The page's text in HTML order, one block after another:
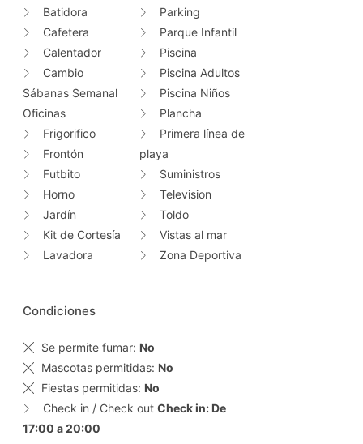
Batidora
Cafetera
Calentador
Cambio
Sábanas Semanal
Oficinas
Frigorifico
Frontón
Futbito
Horno
Jardín
Kit de Cortesía
Lavadora
Parking
Parque Infantil
Piscina
Piscina Adultos
Piscina Niños
Plancha
Primera línea de
playa
Suministros
Television
Toldo
Vistas al mar
Zona Deportiva
Condiciones
Se permite fumar: No
Mascotas permitidas: No
Fiestas permitidas: No
Check in / Check out Check in: De
17:00 a 20:00